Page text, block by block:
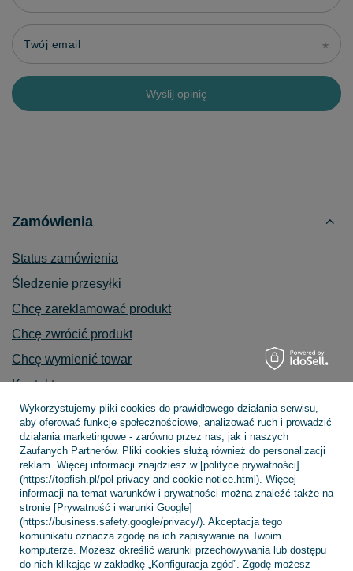
Twój email
Wyślij opinię
Zamówienia
Status zamówienia
Śledzenie przesyłki
Chcę zareklamować produkt
Chcę zwrócić produkt
Chcę wymienić towar
Kontakt
Konto
Regulaminy
Wykorzystujemy pliki cookies do prawidłowego działania serwisu,
aby oferować funkcje społecznościowe, analizować ruch i prowadzić
działania marketingowe - zarówno przez nas, jak i naszych
Zaufanych Partnerów. Pliki cookies służą również do personalizacji
reklam. Więcej informacji znajdziesz w [polityce prywatności]
(https://topfish.pl/pol-privacy-and-cookie-notice.html). Więcej
informacji na temat warunków i prywatności można znaleźć także na
stronie [Prywatność i warunki Google]
(https://business.safety.google/privacy/). Akceptacja tego
komunikatu oznacza zgodę na ich zapisywanie na Twoim
komputerze. Możesz określić warunki przechowywania lub dostępu
do nich klikając w zakładkę „Konfiguracja zgód”. Zgodę możesz